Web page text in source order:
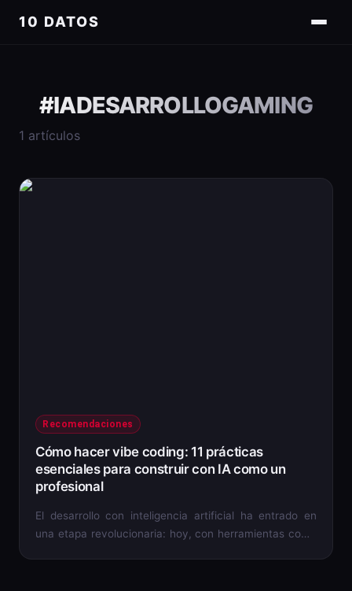
10 DATOS
#IADESARROLLOGAMING
1 artículos
Recomendaciones
Cómo hacer vibe coding: 11 prácticas
esenciales para construir con IA como un
profesional
El desarrollo con inteligencia artificial ha entrado en
una etapa revolucionaria: hoy, con herramientas como